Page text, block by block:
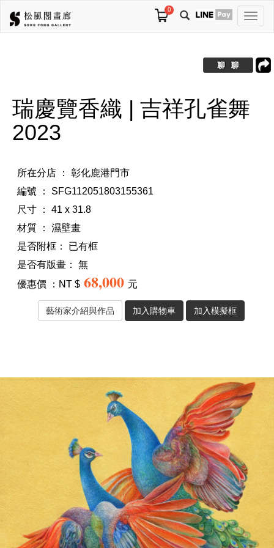
切
換
航
0
瑞慶覽香織 | 吉祥孔雀舞
2023
所在分店 ： 彰化鹿港門市
編號 ： SFG112051803155361
尺寸 ： 41 x 31.8
材質 ： 濕壁畫
是否附框：
已有框
是否有版畫：
無
優惠價 ：NT $ 68,000 元